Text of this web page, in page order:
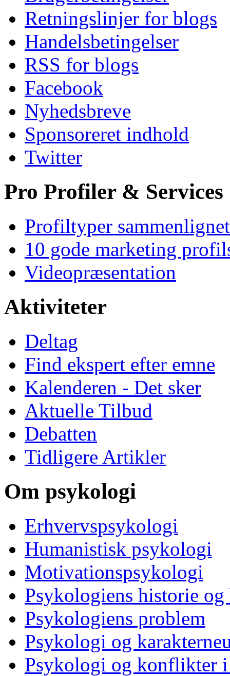
Retningslinjer for blogs
Handelsbetingelser
RSS for blogs
Facebook
Nyhedsbreve
Sponsoreret indhold
Twitter
Pro Profiler & Services
Profiltyper sammenlignet
10 gode marketing
Videopræsentation
Aktiviteter
Deltag
Find ekspert efter emne
Kalenderen - Det sker
Aktuelle Tilbud
Debatten
Tidligere Artikler
Om psykologi
Erhvervspsykologi
Humanistisk psykologi
Motivationspsykologi
Psykologiens historie og
Psykologiens problem
Psykologi og
Psykologi og konflikter